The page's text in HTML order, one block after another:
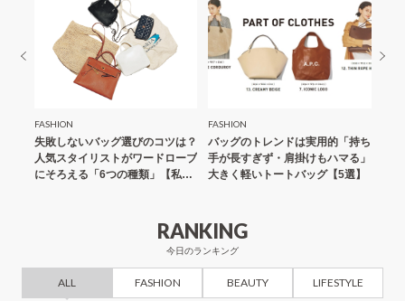
FASHION
失敗しないバッグ選びのコツは？
人気スタイリストがワードローブ
にそろえる「6つの種類」【私物
FASHION
バッグのトレンドは実用的「持ち
手が長すぎず・肩掛けもハマる」
大きく軽いトートバッグ【5選】
RANKING
今日のランキング
ALL FASHION BEAUTY LIFESTYLE